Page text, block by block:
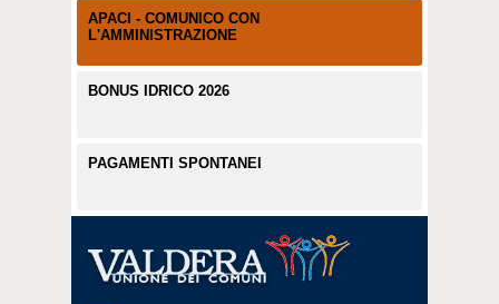
APACI - COMUNICO CON
L'AMMINISTRAZIONE
BONUS IDRICO 2026
PAGAMENTI SPONTANEI